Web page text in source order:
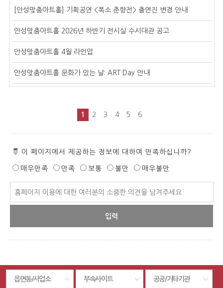
[안성맞춤아트홀] 기획공연 <폭소 춘향전> 출연진 변경 안내
안성맞춤아트홀 2026년 하반기 전시실 수시대관 공고
안성맞춤아트홀 4월 라인업
안성맞춤아트홀 문화가 있는 날: ART Day 안내
1 2 3 4 5 6
페
이
족
이 페이지에서 제공하는 정보에 대하여 만족하십니까?
매우만족 만족 보통 불만 매우불만
가
입읍면동/사업소 부속사이트 공공/기타기관